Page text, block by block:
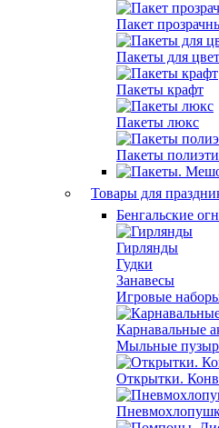
Пакет
Пакеты для
Пакеты крафт
Пакеты люкс
Пакеты
Товары для
Бенгальские
Гирлянды
Гудки
Занавесы
Игровые
Карнавальные
Мыльные
Открытки.